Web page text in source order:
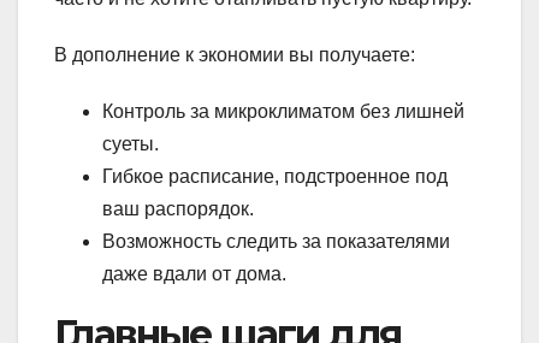
В дополнение к экономии вы получаете:
Контроль за микроклиматом без лишней
суеты.
Гибкое расписание, подстроенное под
ваш распорядок.
Возможность следить за показателями
даже вдали от дома.